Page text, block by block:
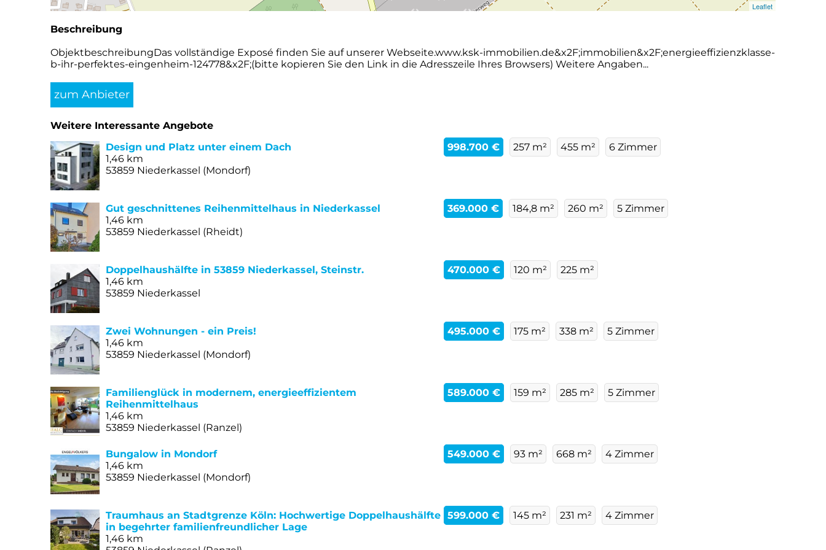
Leaflet
Beschreibung
ObjektbeschreibungDas vollständige Exposé finden Sie auf unserer Webseite.www.ksk-immobilien.de&x2F;immobilien&x2F;energieeffizienzklasse-
b-ihr-perfektes-eingenheim-124778&x2F;(bitte kopieren Sie den Link in die Adresszeile Ihres Browsers) Weitere Angaben...
zum Anbieter
Weitere Interessante Angebote
Design und Platz unter einem Dach
1,46 km
53859 Niederkassel (Mondorf)
998.700 € 257 m² 455 m² 6 Zimmer
Gut geschnittenes Reihenmittelhaus in Niederkassel
1,46 km
53859 Niederkassel (Rheidt)
369.000 € 184,8 m² 260 m² 5 Zimmer
Doppelhaushälfte in 53859 Niederkassel, Steinstr.
1,46 km
53859 Niederkassel
470.000 € 120 m² 225 m²
Zwei Wohnungen - ein Preis!
1,46 km
53859 Niederkassel (Mondorf)
495.000 € 175 m² 338 m² 5 Zimmer
Familienglück in modernem, energieeffizientem
Reihenmittelhaus
1,46 km
53859 Niederkassel (Ranzel)
589.000 € 159 m² 285 m² 5 Zimmer
Bungalow in Mondorf
1,46 km
53859 Niederkassel (Mondorf)
549.000 € 93 m² 668 m² 4 Zimmer
Traumhaus an Stadtgrenze Köln: Hochwertige Doppelhaushälfte
in begehrter familienfreundlicher Lage
1,46 km
599.000 € 145 m² 231 m² 4 Zimmer